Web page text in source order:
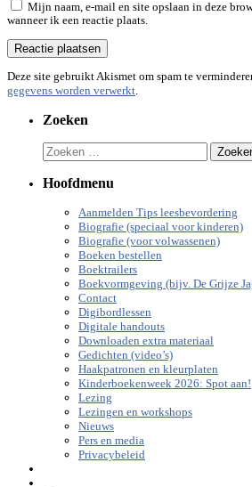
Mijn naam, e-mail en site opslaan in deze
wanneer ik een reactie plaats.
Deze site gebruikt Akismet om spam te
gegevens worden verwerkt.
Zoeken
Zoeken
naar:
Hoofdmenu
Aanmelden Tips leesbevordering
Biografie (speciaal voor kinderen)
Biografie (voor volwassenen)
Boeken bestellen
Boektrailers
Boekvormgeving (bijv. De Grijze
Contact
Digibordlessen
Digitale handouts
Downloaden extra materiaal
Gedichten (video’s)
Haakpatronen en kleurplaten
Kinderboekenweek 2026: Spot aan!
Lezing
Lezingen en workshops
Nieuws
Pers en media
Privacybeleid